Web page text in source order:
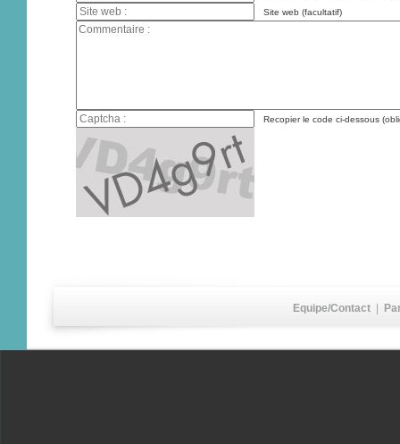
Site web (facultatif)
Recopier le code ci-dessous
Equipe/Contact